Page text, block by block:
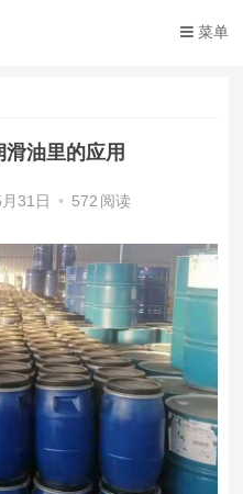
菜单
油里的应用
31日 • 572 阅读